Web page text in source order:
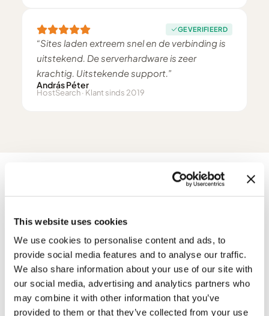
This website uses cookies
We use cookies to personalise content and ads, to
provide social media features and to analyse our traffic.
We also share information about your use of our site with
our social media, advertising and analytics partners who
may combine it with other information that you’ve
provided to them or that they’ve collected from your use
GEVERIFIEERD
“Sites laden extreem snel en de verbinding is
uitstekend. De serverhardware is zeer
krachtig. Uitstekende support.”
András Péter
HostSearch · Klant sinds 2019
Optionele Licenties & Add-
ons
Completeer je VPS met controlepanelen,
beveiliging, prestatie- en backup-tools.
Allemaal direct geactiveerd.